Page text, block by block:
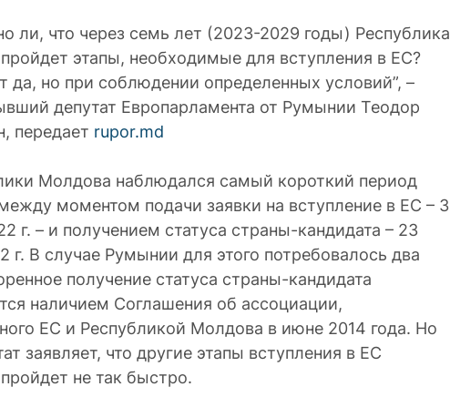
ли, что через семь лет (2023-2029 годы) Республика
этапы, необходимые для вступления в ЕС?
да, но при соблюдении определенных условий”, –
депутат Европарламента от Румынии Теодор
передает rupor.md
Молдова наблюдался самый короткий период
моментом подачи заявки на вступление в ЕС – 3
г. – и получением статуса страны-кандидата – 23
г. В случае Румынии для этого потребовалось два
получение статуса страны-кандидата
наличием Соглашения об ассоциации,
ЕС и Республикой Молдова в июне 2014 года. Но
заявляет, что другие этапы вступления в ЕС
не так быстро.